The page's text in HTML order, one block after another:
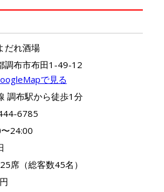
だれ酒場
調布市布田1-49-12
で見る
調布駅から徒歩1分
6785
24:00
席（総客数45名）